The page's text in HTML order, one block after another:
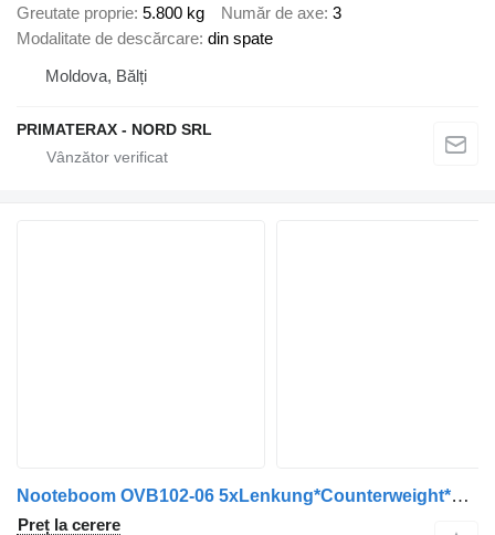
Greutate proprie 5.800 kg Număr de axe 3
Modalitate de descărcare din spate
Moldova, Bălți
PRIMATERAX - NORD SRL
Nooteboom OVB102-06 5xLenkung*Counterweight*Ballast*HU2027
Preț la cerere